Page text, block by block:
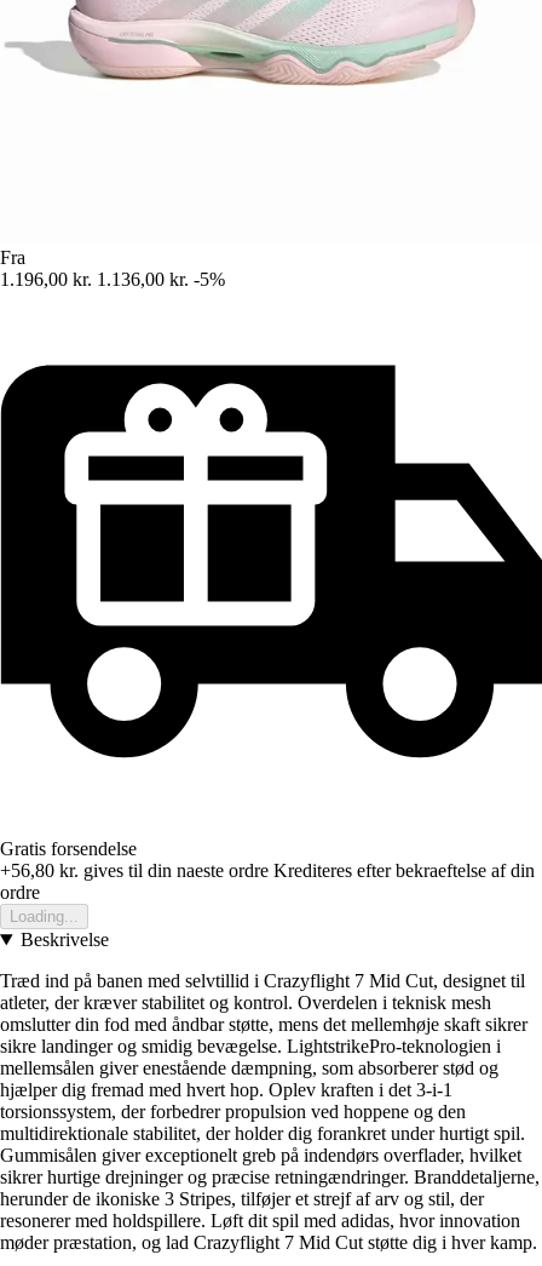
Fra
1.196,00 kr. 1.136,00 kr. -5%
Gratis forsendelse
+56,80 kr. gives til din naeste ordre Krediteres efter bekraeftelse af din
ordre
Loading...
Beskrivelse
Træd ind på banen med selvtillid i Crazyflight 7 Mid Cut, designet til
atleter, der kræver stabilitet og kontrol. Overdelen i teknisk mesh
omslutter din fod med åndbar støtte, mens det mellemhøje skaft sikrer
sikre landinger og smidig bevægelse. LightstrikePro-teknologien i
mellemsålen giver enestående dæmpning, som absorberer stød og
hjælper dig fremad med hvert hop. Oplev kraften i det 3-i-1
torsionssystem, der forbedrer propulsion ved hoppene og den
multidirektionale stabilitet, der holder dig forankret under hurtigt spil.
Gummisålen giver exceptionelt greb på indendørs overflader, hvilket
sikrer hurtige drejninger og præcise retningændringer. Branddetaljerne,
herunder de ikoniske 3 Stripes, tilføjer et strejf af arv og stil, der
resonerer med holdspillere. Løft dit spil med adidas, hvor innovation
møder præstation, og lad Crazyflight 7 Mid Cut støtte dig i hver kamp.